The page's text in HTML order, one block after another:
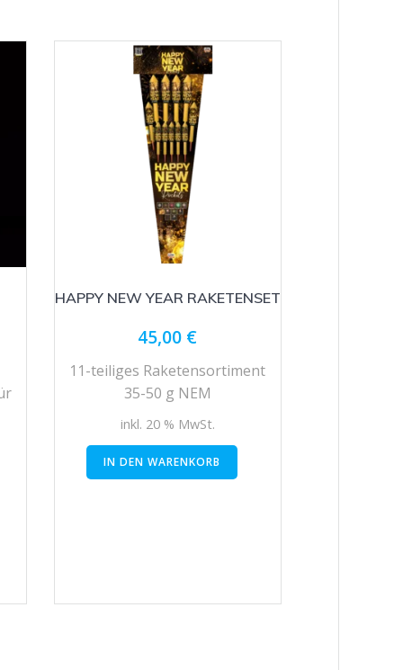
HAPPY NEW YEAR RAKETENSET
45,00 €
11-teiliges Raketensortiment
35-50 g NEM
inkl. 20 % MwSt.
IN DEN WARENKORB